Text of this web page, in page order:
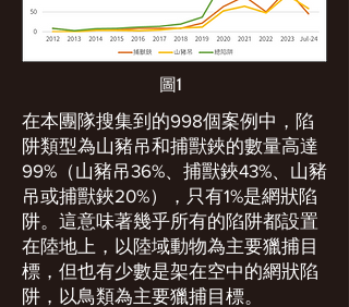
圖1
在本團隊搜集到的998個案例中，陷
阱類型為山豬吊和捕獸鋏的數量高達
99%（山豬吊36%、捕獸鋏43%、山豬
吊或捕獸鋏20%），只有1%是網狀陷
阱。這意味著幾乎所有的陷阱都設置
在陸地上，以陸域動物為主要獵捕目
標，但也有少數是架在空中的網狀陷
阱，以鳥類為主要獵捕目標。